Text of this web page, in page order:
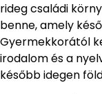
rideg családi
benne, amely
Gyermekkorától
irodalom és a
később idegen